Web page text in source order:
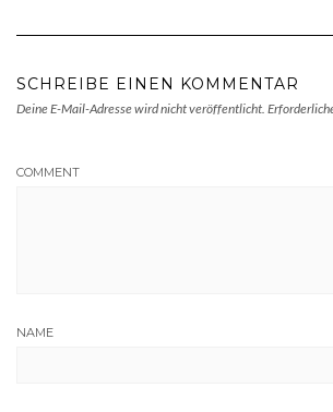
SCHREIBE EINEN KOMMENTAR
Deine E-Mail-Adresse wird nicht veröffentlicht.
COMMENT
NAME